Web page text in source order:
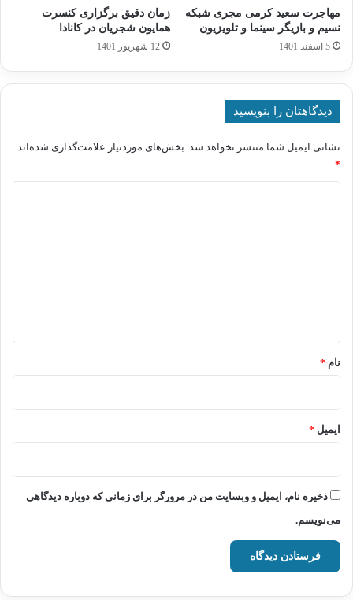
مهاجرت سعید کرمی مجری شبکه
نسیم و بازیگر سینما و تلویزیون
5 اسفند 1401
زمان دقیق برگزاری کنسرت
همایون شجریان در کانادا
12 شهریور 1401
دیدگاهتان را بنویسید
نشانی ایمیل شما منتشر نخواهد شد. بخش‌های موردنیاز علامت‌گذاری شده‌اند
*
نام *
ایمیل *
ذخیره نام، ایمیل و وبسایت من در مرورگر برای زمانی که دوباره دیدگاهی
می‌نویسم.